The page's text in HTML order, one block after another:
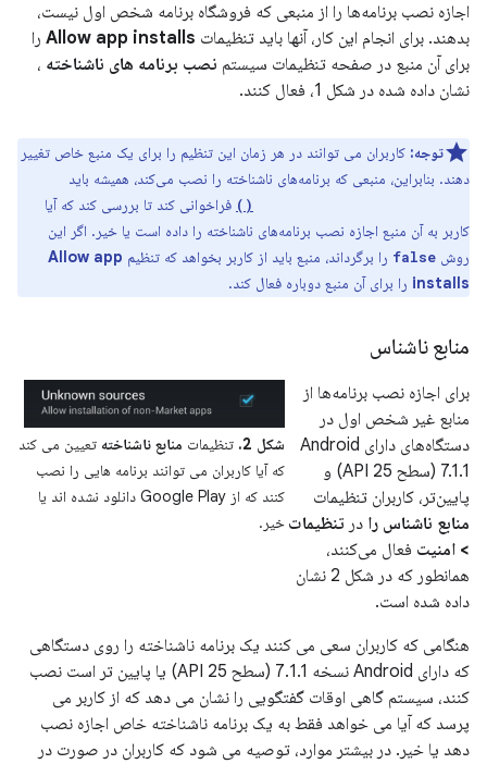
اجازه نصب برنامه‌ها را از منبعی که فروشگاه برنامه شخص اول نیست،
بدهند. برای انجام این کار، آنها باید تنظیمات Allow app installs را
برای آن منبع در صفحه تنظیمات سیستم نصب برنامه های ناشناخته ،
نشان داده شده در شکل 1، فعال کنند.
توجه: کاربران می توانند در هر زمان این تنظیم را برای یک منبع خاص تغییر
دهند. بنابراین، منبعی که برنامه‌های ناشناخته را نصب می‌کند، همیشه باید
فراخوانی کند تا بررسی کند که آیا
کاربر به آن منبع اجازه نصب برنامه‌های ناشناخته را داده است یا خیر. اگر این
روش false را برگرداند، منبع باید از کاربر بخواهد که تنظیم Allow app
installs را برای آن منبع دوباره فعال کند.
منابع ناشناس
شکل 2. تنظیمات منابع ناشناخته تعیین می کند
که آیا کاربران می توانند برنامه هایی را نصب
کنند که از Google Play دانلود نشده اند یا
خیر.
برای اجازه نصب برنامه‌ها از
منابع غیر شخص اول در
دستگاه‌های دارای Android
7.1.1 (سطح API 25) و
پایین‌تر، کاربران تنظیمات
منابع ناشناس را در تنظیمات
> امنیت فعال می‌کنند،
همانطور که در شکل 2 نشان
داده شده است.
هنگامی که کاربران سعی می کنند یک برنامه ناشناخته را روی دستگاهی
که دارای Android نسخه 7.1.1 (سطح API 25) یا پایین تر است نصب
کنند، سیستم گاهی اوقات گفتگویی را نشان می دهد که از کاربر می
پرسد که آیا می خواهد فقط به یک برنامه ناشناخته خاص اجازه نصب
دهد یا خیر. در بیشتر موارد، توصیه می شود که کاربران در صورت در